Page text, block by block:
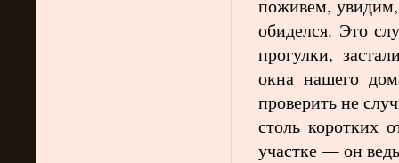
поживем, увидим,
обиделся. Это
прогулки,
окна нашего
проверить не
столь коротких
участке — он